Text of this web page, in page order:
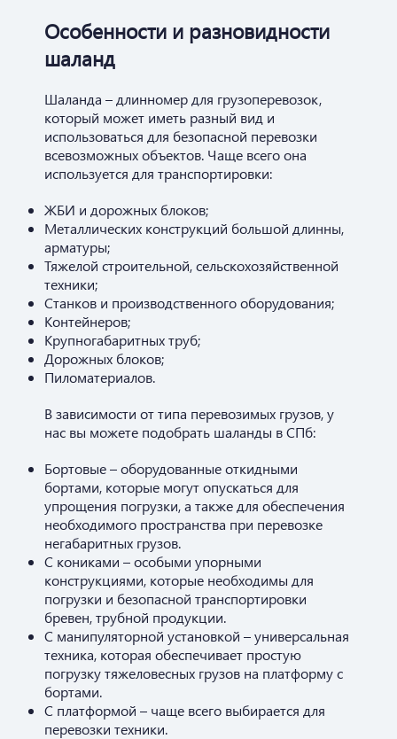
Особенности и разновидности
шаланд
Шаланда – длинномер для грузоперевозок,
который может иметь разный вид и
использоваться для безопасной перевозки
всевозможных объектов. Чаще всего она
используется для транспортировки:
ЖБИ и дорожных блоков;
Металлических конструкций большой длинны,
арматуры;
Тяжелой строительной, сельскохозяйственной
техники;
Станков и производственного оборудования;
Контейнеров;
Крупногабаритных труб;
Дорожных блоков;
Пиломатериалов.
В зависимости от типа перевозимых грузов, у
нас вы можете подобрать шаланды в СПб:
Бортовые – оборудованные откидными
бортами, которые могут опускаться для
упрощения погрузки, а также для обеспечения
необходимого пространства при перевозке
негабаритных грузов.
С кониками – особыми упорными
конструкциями, которые необходимы для
погрузки и безопасной транспортировки
бревен, трубной продукции.
С манипуляторной установкой – универсальная
техника, которая обеспечивает простую
погрузку тяжеловесных грузов на платформу с
бортами.
С платформой – чаще всего выбирается для
перевозки техники.